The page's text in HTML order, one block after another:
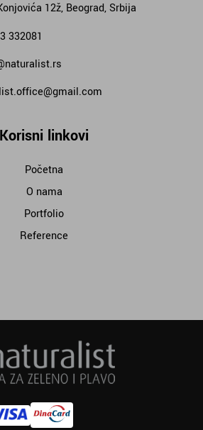
12ž, Beograd, Srbija
332081
Korisni linkovi
Početna
O nama
Portfolio
Reference